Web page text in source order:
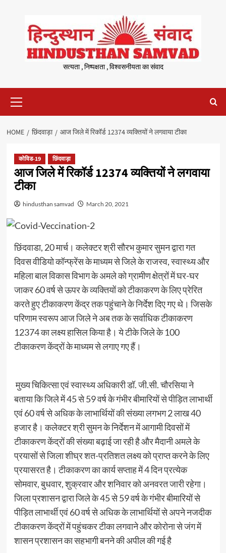
content
सत्यता , निष्पक्षता , विश्वसनीयता का संवाद
Menu
HOME छिंदवाड़ा आज जिले में रिकॉर्ड 12374 व्यक्तियों ने लगवाया टीका
कोविड-19 छिंदवाड़ा
आज जिले में रिकॉर्ड 12374 व्यक्तियों ने लगवाया
टीका
hindusthan samvad March 20, 2021
छिंदवाडा, 20 मार्च। कलेक्टर श्री सौरभ कुमार सुमन द्वारा गत
दिवस वीडियो कॉन्फ्रेंस के माध्यम से जिले के राजस्व, स्वास्थ्य और
महिला बाल विकास विभाग के अमले को ग्रामीण क्षेत्रों में घर-घर
जाकर 60 वर्ष से ऊपर के व्यक्तियों को टीकाकरण के लिए प्रेरित
करते हुए टीकाकरण केंद्र तक पहुंचाने के निर्देश दिए गए थे। जिसके
परिणाम स्वरूप आज जिले ने अब तक के सर्वाधिक टीकाकरण
12374 का लक्ष्य हासिल किया है। ये टीके जिले के 100
टीकाकरण केंद्रों के माध्यम से लगाए गए हैं।
मुख्य चिकित्सा एवं स्वास्थ्य अधिकारी डॉ. जी.सी. चौरसिया ने
बताया कि जिले में 45 से 59 वर्ष के गंभीर बीमारियों से पीड़ित लाभार्थी
एवं 60 वर्ष से अधिक के लाभार्थियों की संख्या लगभग 2 लाख 40
हजार है। कलेक्टर श्री सुमन के निर्देशन में आगामी दिवसों में
टीकाकरण केंद्रों की संख्या बढ़ाई जा रही है और मैदानी अमले के
प्रयासों से जिला शीघ्र शत-प्रतिशत लक्ष्य को प्राप्त करने के लिए
प्रयासरत है। टीकाकरण का कार्य सप्ताह में 4 दिन प्रत्येक
सोमवार, बुधवार, शुक्रवार और शनिवार को अनवरत जारी रहेगा।
जिला प्रशासन द्वारा जिले के 45 से 59 वर्ष के गंभीर बीमारियों से
पीड़ित लाभार्थी एवं 60 वर्ष से अधिक के लाभार्थियों से अपने नजदीक
टीकाकरण केंद्रों में पहुंचकर टीका लगवाने और कोरोना से जंग में
शासन प्रशासन का सहभागी बनने की अपील की गई है